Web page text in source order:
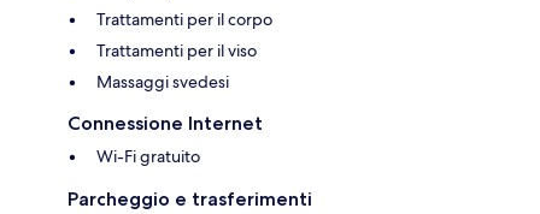
Trattamenti per il corpo
Trattamenti per il viso
Massaggi svedesi
Connessione Internet
Wi-Fi gratuito
Parcheggio e trasferimenti